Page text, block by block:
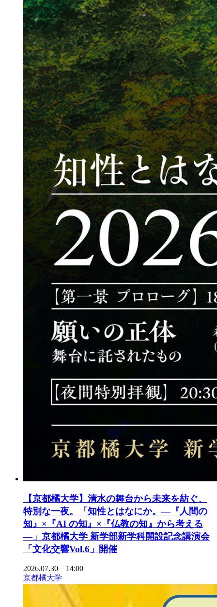
【京都橘大学】清水の舞台から未来を紡ぐ、
特別な一夜。「知性とはなにか。―『人間の
知』×『AI の知』×『仏教の知』から考える
―」京都橘大学 新学部新学科開設記念講演会
「文化交響Vol.6」開催
2026.07.30 14:00
京都橘大学